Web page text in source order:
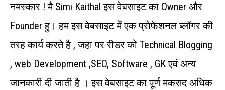
नमस्कार ! मै Simi Kaithal इस वेबसाइट का Owner और
Founder हु। हम इस वेबसाइट में एक प्रोफेशनल ब्लॉगर की
तरह कार्य करते है , जहा पर रीडर को Technical Blogging
, web Development ,SEO, Software , GK एवं अन्‍य
जानकारी दी जाती है । इस वेबसाइट का पूर्ण मकसद अधिक